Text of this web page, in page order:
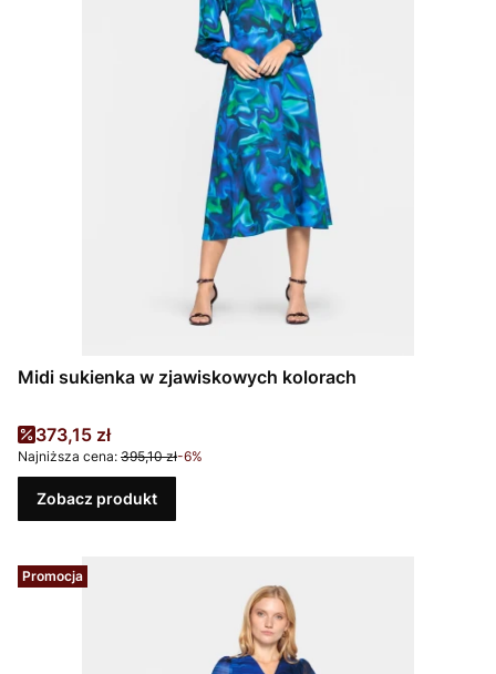
Midi sukienka w zjawiskowych kolorach
Cena promocyjna
373,15 zł
Najniższa cena: 395,10 zł-6%
Zobacz produkt
Promocja